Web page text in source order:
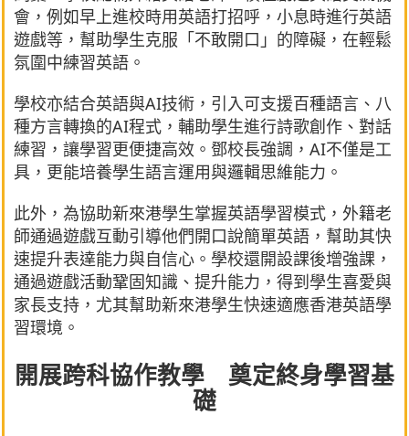
會，例如早上進校時用英語打招呼，小息時進行英語
遊戲等，幫助學生克服「不敢開口」的障礙，在輕鬆
氛圍中練習英語。
學校亦結合英語與AI技術，引入可支援百種語言、八
種方言轉換的AI程式，輔助學生進行詩歌創作、對話
練習，讓學習更便捷高效。鄧校長強調，AI不僅是工
具，更能培養學生語言運用與邏輯思維能力。
此外，為協助新來港學生掌握英語學習模式，外籍老
師通過遊戲互動引導他們開口說簡單英語，幫助其快
速提升表達能力與自信心。學校還開設課後增強課，
通過遊戲活動鞏固知識、提升能力，得到學生喜愛與
家長支持，尤其幫助新來港學生快速適應香港英語學
習環境。
開展跨科協作教學 奠定終身學習基
礎